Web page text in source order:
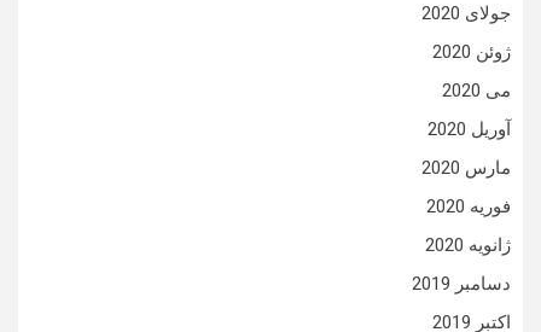
جولای 2020
ژوئن 2020
می 2020
آوریل 2020
مارس 2020
فوریه 2020
ژانویه 2020
دسامبر 2019
اکتبر 2019